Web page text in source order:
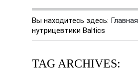
Вы находитесь здесь: Главная
нутрицевтики Baltics
TAG ARCHIVES: